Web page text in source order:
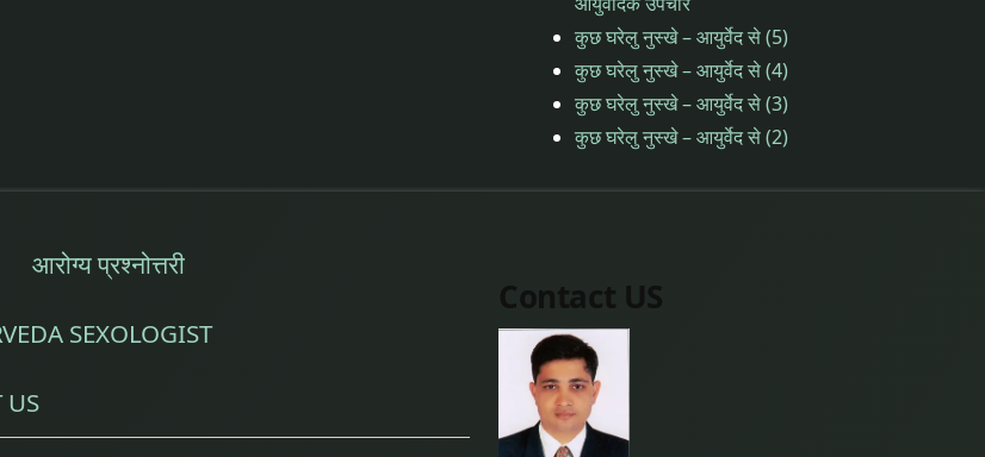
कुछ घरेलु नुस्खे – आयुर्वेद से (5)
कुछ घरेलु नुस्खे – आयुर्वेद से (4)
कुछ घरेलु नुस्खे – आयुर्वेद से (3)
कुछ घरेलु नुस्खे – आयुर्वेद से (2)
आरोग्य प्रश्नोत्तरी
SEXOLOGIST
US
Contact US